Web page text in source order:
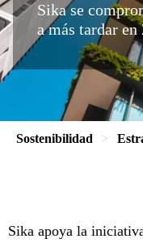
Sika se
a más tardar en
Sostenibilidad
Sika apoya la